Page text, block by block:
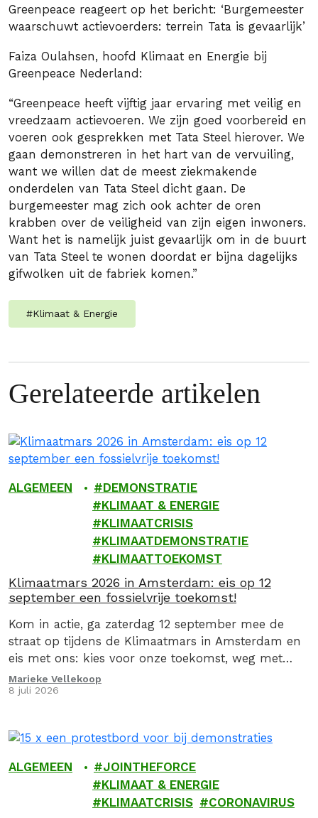
Greenpeace reageert op het bericht: ‘Burgemeester
waarschuwt actievoerders: terrein Tata is gevaarlijk’
Faiza Oulahsen, hoofd Klimaat en Energie bij
Greenpeace Nederland:
“Greenpeace heeft vijftig jaar ervaring met veilig en
vreedzaam actievoeren. We zijn goed voorbereid en
voeren ook gesprekken met Tata Steel hierover. We
gaan demonstreren in het hart van de vervuiling,
want we willen dat de meest ziekmakende
onderdelen van Tata Steel dicht gaan. De
burgemeester mag zich ook achter de oren
krabben over de veiligheid van zijn eigen inwoners.
Want het is namelijk juist gevaarlijk om in de buurt
van Tata Steel te wonen doordat er bijna dagelijks
gifwolken uit de fabriek komen.”
#Klimaat & Energie
Gerelateerde artikelen
ALGEMEEN
DEMONSTRATIE
KLIMAAT & ENERGIE
KLIMAATCRISIS
KLIMAATDEMONSTRATIE
KLIMAATTOEKOMST
Klimaatmars 2026 in Amsterdam: eis op 12
september een fossielvrije toekomst!
Kom in actie, ga zaterdag 12 september mee de
straat op tijdens de Klimaatmars in Amsterdam en
eis met ons: kies voor onze toekomst, weg met
fossiel!
Marieke Vellekoop
8 juli 2026
ALGEMEEN
JOINTHEFORCE
KLIMAAT & ENERGIE
KLIMAATCRISIS
CORONAVIRUS